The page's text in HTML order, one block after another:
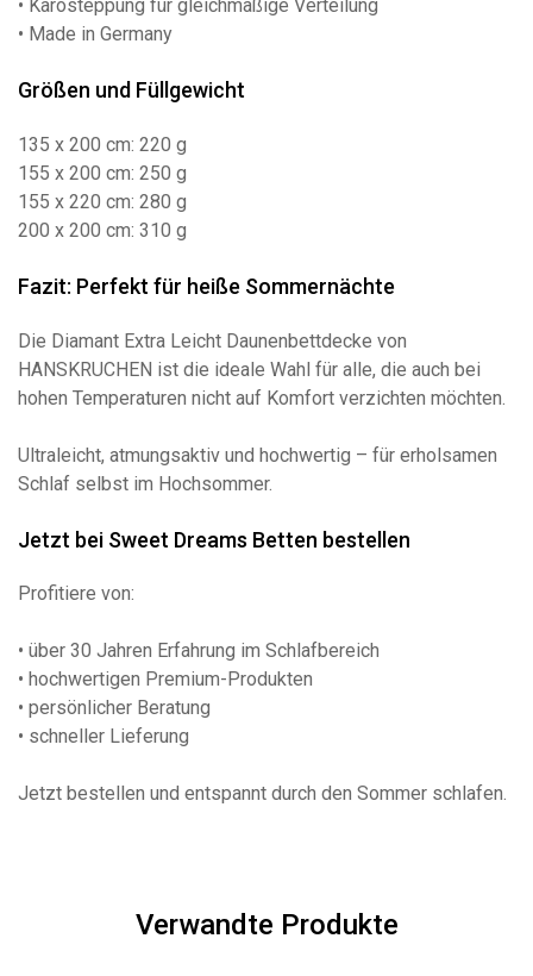
• Karosteppung für gleichmäßige Verteilung
• Made in Germany
Größen und Füllgewicht
135 x 200 cm: 220 g
155 x 200 cm: 250 g
155 x 220 cm: 280 g
200 x 200 cm: 310 g
Fazit: Perfekt für heiße Sommernächte
Die Diamant Extra Leicht Daunenbettdecke von
HANSKRUCHEN ist die ideale Wahl für alle, die auch bei
hohen Temperaturen nicht auf Komfort verzichten möchten.
Ultraleicht, atmungsaktiv und hochwertig – für erholsamen
Schlaf selbst im Hochsommer.
Jetzt bei Sweet Dreams Betten bestellen
Profitiere von:
• über 30 Jahren Erfahrung im Schlafbereich
• hochwertigen Premium-Produkten
• persönlicher Beratung
• schneller Lieferung
Jetzt bestellen und entspannt durch den Sommer schlafen.
Verwandte Produkte